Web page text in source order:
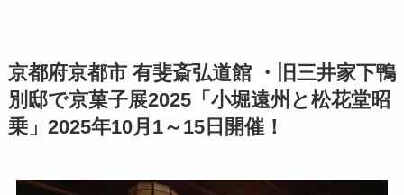
京都府京都市 有斐斎弘道館 ・旧三井家下鴨
別邸で京菓⼦展2025「小堀遠州と松花堂昭
乗」2025年10月1～15日開催！